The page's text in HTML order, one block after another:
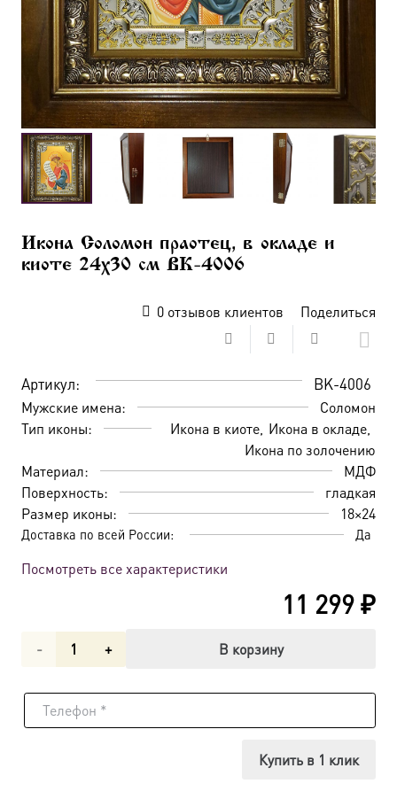
Икона Соломон праотец, в окладе и
киоте 24х30 см BK-4006
0отзывов клиентов Поделиться
Артикул: BK-4006
Мужские имена:
Соломон
Тип иконы:
Икона в киоте Икона в окладе
Икона по золочению
Материал:
МДФ
Поверхность:
гладкая
Размер иконы:
18×24
Доставка по всей России: Да
Посмотреть все характеристики
11 299₽
Количество
Икона
В корзину
Купить в 1 клик